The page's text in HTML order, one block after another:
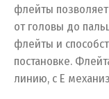
флейты
от головы до
флейты и
постановке.
линию, с E